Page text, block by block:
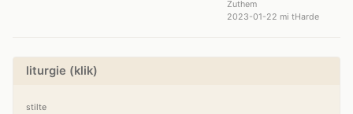
Zuthem
2023-01-22 mi tHarde
liturgie (klik)
stilte